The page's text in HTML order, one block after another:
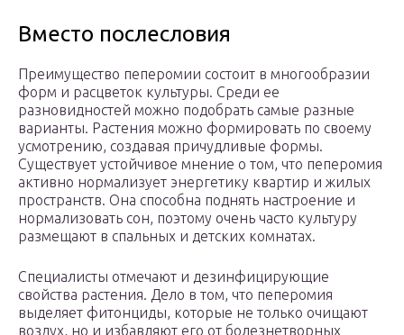
Вместо послесловия
Преимущество пеперомии состоит в многообразии
форм и расцветок культуры. Среди ее
разновидностей можно подобрать самые разные
варианты. Растения можно формировать по своему
усмотрению, создавая причудливые формы.
Существует устойчивое мнение о том, что пеперомия
активно нормализует энергетику квартир и жилых
пространств. Она способна поднять настроение и
нормализовать сон, поэтому очень часто культуру
размещают в спальных и детских комнатах.
Специалисты отмечают и дезинфицирующие
свойства растения. Дело в том, что пеперомия
выделяет фитонциды, которые не только очищают
воздух, но и избавляют его от болезнетворных